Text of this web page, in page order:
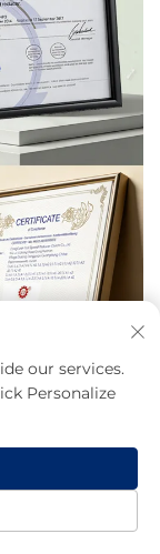
문의
our services.
Personalize